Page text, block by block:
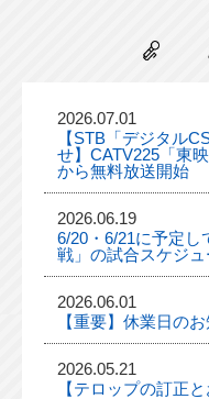
2026.07.01
【STB「デジタル
せ】CATV225「東
から無料放送開始
2026.06.19
6/20・6/21に予定
戦」の試合スケジ
2026.06.01
【重要】休業日の
2026.05.21
【テロップの訂正と